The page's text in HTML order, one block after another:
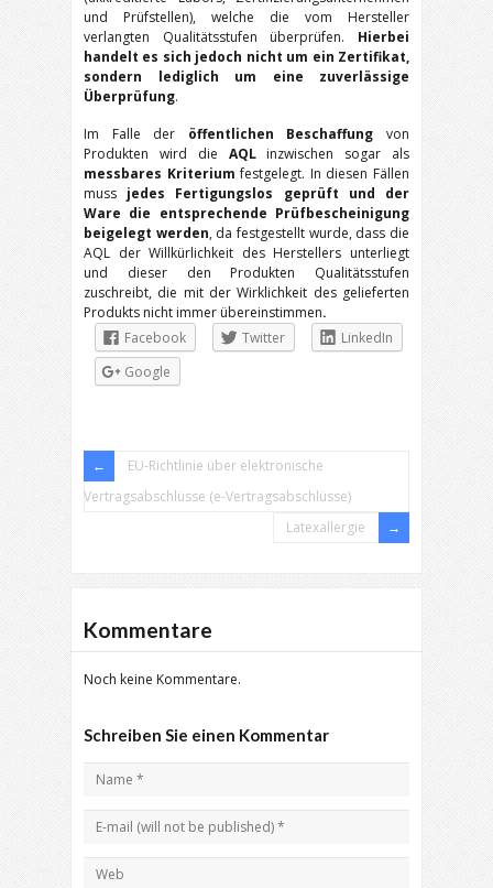
und Prüfstellen), welche die vom Hersteller
verlangten Qualitätsstufen überprüfen. Hierbei
handelt es sich jedoch nicht um ein Zertifikat,
sondern lediglich um eine zuverlässige
Überprüfung.
Im Falle der öffentlichen Beschaffung von
Produkten wird die AQLinzwischen sogar als
messbares Kriterium festgelegt. In diesen Fällen
muss jedes Fertigungslos geprüft und der
Ware die entsprechende Prüfbescheinigung
beigelegt werden, da festgestellt wurde, dass die
AQL der Willkürlichkeit des Herstellers unterliegt
und dieser den Produkten Qualitätsstufen
zuschreibt, die mit der Wirklichkeit des gelieferten
Produkts nicht immer übereinstimmen.
Facebook
Twitter
LinkedIn
Google
EU-Richtlinie über elektronische
Vertragsabschlüsse (e-Vertragsabschlüsse)
Latexallergie
Kommentare
Noch keine Kommentare.
Schreiben Sie einen Kommentar